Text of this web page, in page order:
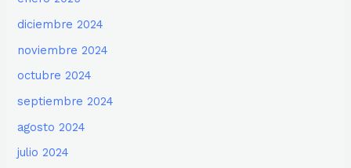
diciembre 2024
noviembre 2024
octubre 2024
septiembre 2024
agosto 2024
julio 2024